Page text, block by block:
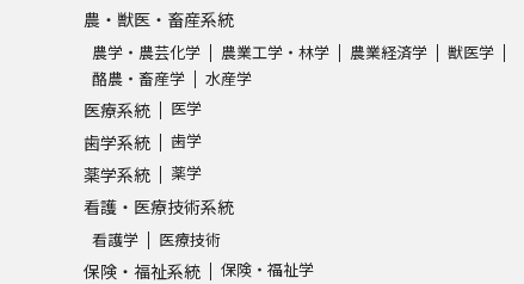
農・獣医・畜産系統
農学・農芸化学 農業工学・林学 農業経済学
獣医学
酪農・畜産学
水産学
医療系統 医学
歯学系統 歯学
薬学系統 薬学
看護・医療技術系統
看護学 医療技術
保険・福祉系統 保険・福祉学